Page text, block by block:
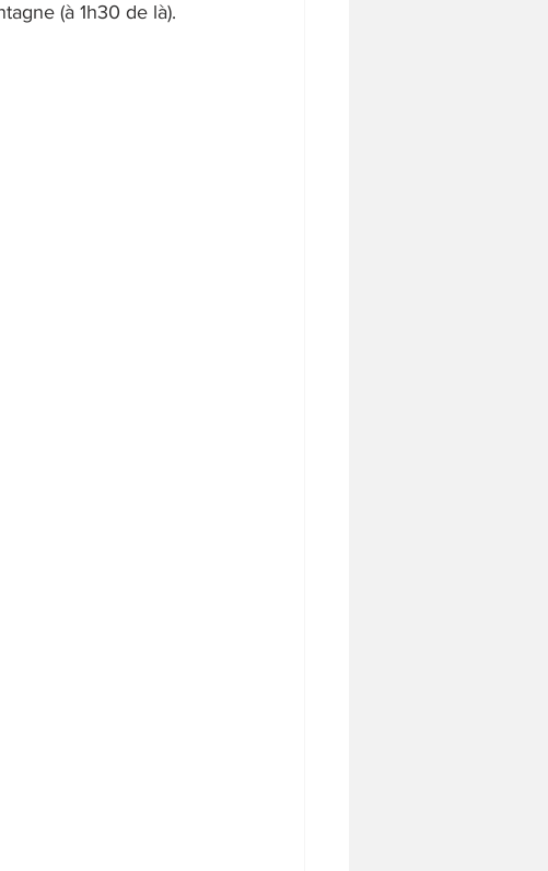
(à 1h30 de là).